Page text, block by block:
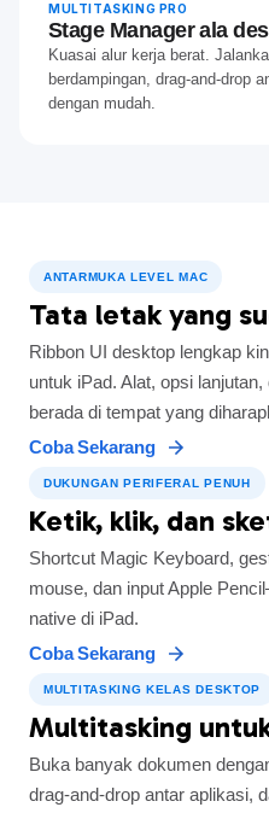
MULTITASKING PRO
Stage Manager ala
Kuasai alur kerja berat.
berdampingan, drag‑and‑drop
dengan mudah.
ANTARMUKA LEVEL MAC
Tata letak yang
Ribbon UI desktop lengkap
untuk iPad. Alat, opsi
berada di tempat yang
Coba Sekarang
DUKUNGAN PERIFERAL PENUH
Ketik, klik, dan
Shortcut Magic Keyboard,
mouse, dan input Apple
native di iPad.
Coba Sekarang
MULTITASKING KELAS DESKTOP
Multitasking
Buka banyak dokumen
drag‑and‑drop antar aplikasi,